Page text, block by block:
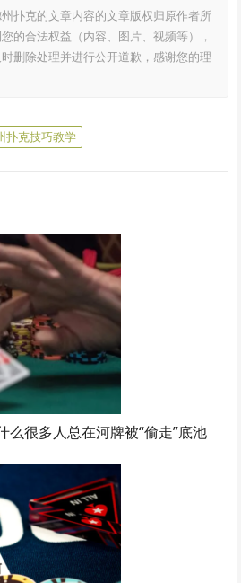
扑克的文章内容的文章版权归原作者所
的合法权益（内容、图片、视频等），
删除处理并进行公开道歉，感谢您的理
扑克技巧教学
么很多人总在河牌被“偷走”底池